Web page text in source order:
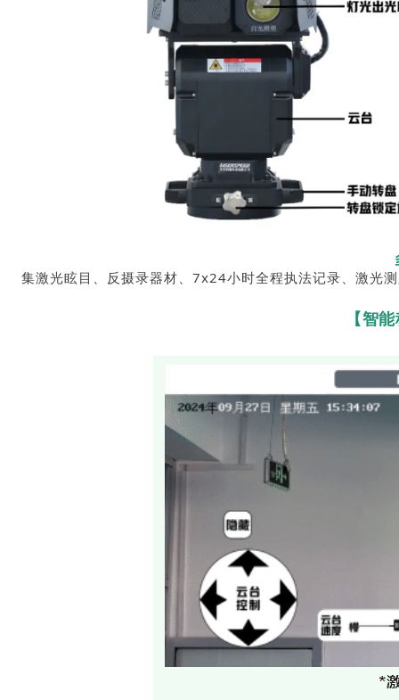
集激光眩目、反摄录器材、7x24小时全程执法记录、激光
【智